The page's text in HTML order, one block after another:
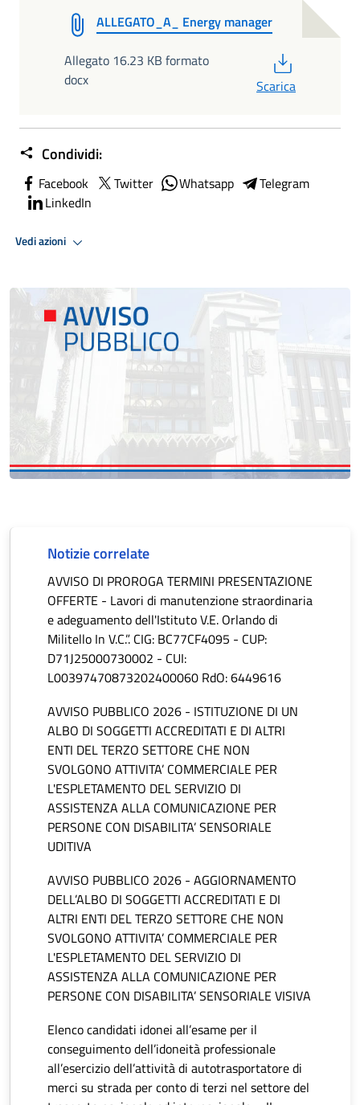
ALLEGATO_A_ Energy manager
Allegato 16.23 KB formato
docx
Scarica
Condividi:
Facebook Twitter Whatsapp
Telegram
LinkedIn
Vedi azioni
Notizie correlate
AVVISO DI PROROGA TERMINI PRESENTAZIONE
OFFERTE - Lavori di manutenzione straordinaria
e adeguamento dell'Istituto V.E. Orlando di
Militello In V.C.”. CIG: BC77CF4095 - CUP:
D71J25000730002 - CUI:
L00397470873202400060 RdO: 6449616
AVVISO PUBBLICO 2026 - ISTITUZIONE DI UN
ALBO DI SOGGETTI ACCREDITATI E DI ALTRI
ENTI DEL TERZO SETTORE CHE NON
SVOLGONO ATTIVITA’ COMMERCIALE PER
L'ESPLETAMENTO DEL SERVIZIO DI
ASSISTENZA ALLA COMUNICAZIONE PER
PERSONE CON DISABILITA’ SENSORIALE
UDITIVA
AVVISO PUBBLICO 2026 - AGGIORNAMENTO
DELL’ALBO DI SOGGETTI ACCREDITATI E DI
ALTRI ENTI DEL TERZO SETTORE CHE NON
SVOLGONO ATTIVITA’ COMMERCIALE PER
L'ESPLETAMENTO DEL SERVIZIO DI
ASSISTENZA ALLA COMUNICAZIONE PER
PERSONE CON DISABILITA’ SENSORIALE VISIVA
Elenco candidati idonei all’esame per il
conseguimento dell’idoneità professionale
all’esercizio dell’attività di autotrasportatore di
merci su strada per conto di terzi nel settore del